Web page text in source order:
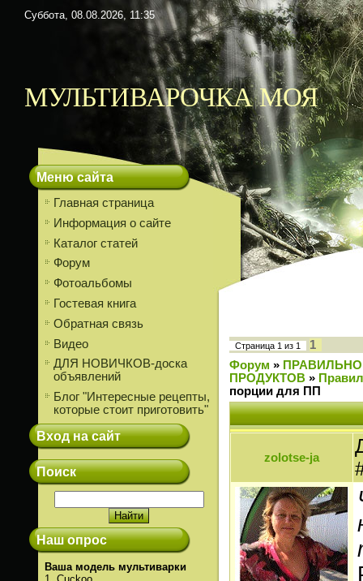
Суббота, 08.08.2026, 11:35
МУЛЬТИВАРОЧКА МОЯ
Меню сайта
Главная страница
Информация о сайте
Каталог статей
Форум
Фотоальбомы
Гостевая книга
Обратная связь
Видео
ДЛЯ НОВИЧКОВ-доска
объявлений
Блог "Интересные рецепты,
которые стоит приготовить"
Вход на сайт
Поиск
Наш опрос
Ваша модель мультиварки
Страница 1 из 1
1
Форум »
ПРОДУКТОВ »
порции для ПП
zolotse-ja